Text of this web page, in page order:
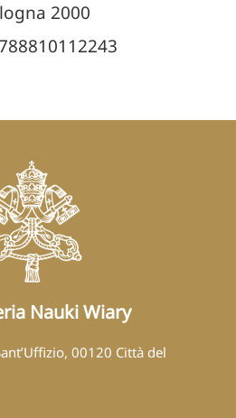
2000
Nauki Wiary
00120 Città del